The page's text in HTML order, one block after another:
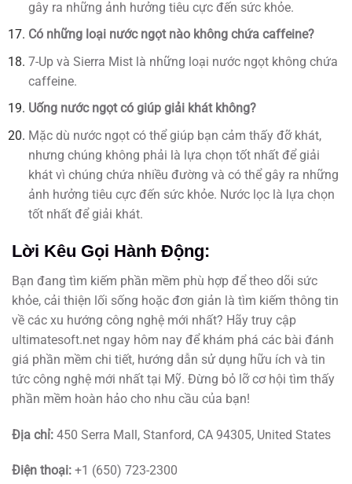
gây ra những ảnh hưởng tiêu cực đến sức khỏe.
Có những loại nước ngọt nào không chứa caffeine?
7-Up và Sierra Mist là những loại nước ngọt không chứa
caffeine.
Uống nước ngọt có giúp giải khát không?
Mặc dù nước ngọt có thể giúp bạn cảm thấy đỡ khát,
nhưng chúng không phải là lựa chọn tốt nhất để giải
khát vì chúng chứa nhiều đường và có thể gây ra những
ảnh hưởng tiêu cực đến sức khỏe. Nước lọc là lựa chọn
tốt nhất để giải khát.
Lời Kêu Gọi Hành Động:
Bạn đang tìm kiếm phần mềm phù hợp để theo dõi sức
khỏe, cải thiện lối sống hoặc đơn giản là tìm kiếm thông tin
về các xu hướng công nghệ mới nhất? Hãy truy cập
ultimatesoft.net ngay hôm nay để khám phá các bài đánh
giá phần mềm chi tiết, hướng dẫn sử dụng hữu ích và tin
tức công nghệ mới nhất tại Mỹ. Đừng bỏ lỡ cơ hội tìm thấy
phần mềm hoàn hảo cho nhu cầu của bạn!
Địa chỉ: 450 Serra Mall, Stanford, CA 94305, United States
Điện thoại: +1 (650) 723-2300